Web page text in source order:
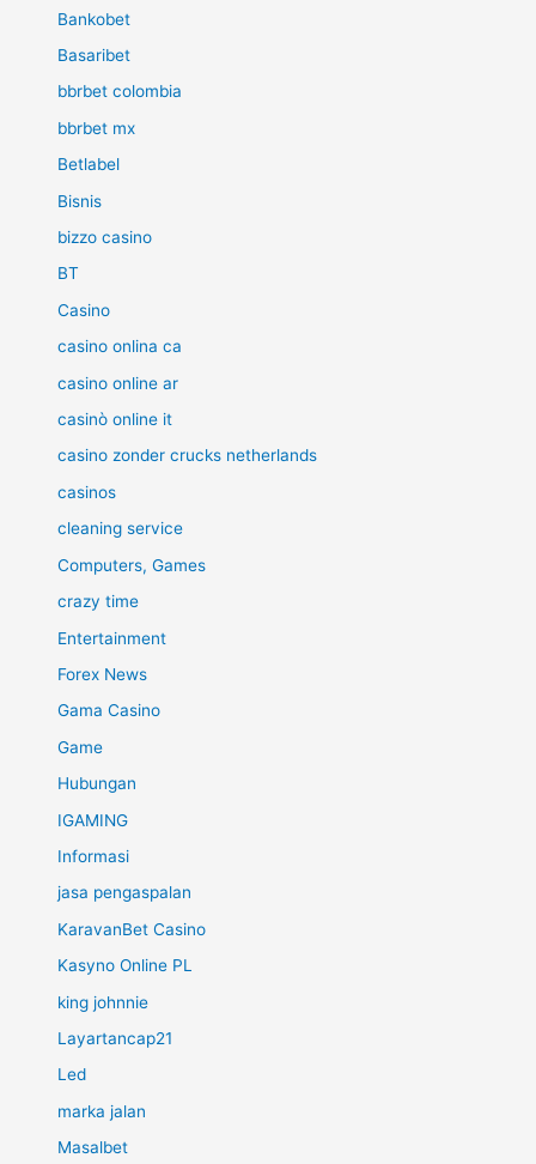
Bankobet
Basaribet
bbrbet colombia
bbrbet mx
Betlabel
Bisnis
bizzo casino
BT
Casino
casino onlina ca
casino online ar
casinò online it
casino zonder crucks netherlands
casinos
cleaning service
Computers, Games
crazy time
Entertainment
Forex News
Gama Casino
Game
Hubungan
IGAMING
Informasi
jasa pengaspalan
KaravanBet Casino
Kasyno Online PL
king johnnie
Layartancap21
Led
marka jalan
Masalbet